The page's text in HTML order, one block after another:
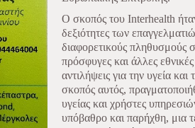
Ο σκοπός του Interhealth ήταν
δεξιότητες των
διαφορετικούς πληθυσμούς
πρόσφυγες και άλλες
αντιλήψεις για την υγεία
σκοπός αυτός,
υγείας και χρήστες
υπόβαθρο και παρήχθη, μια